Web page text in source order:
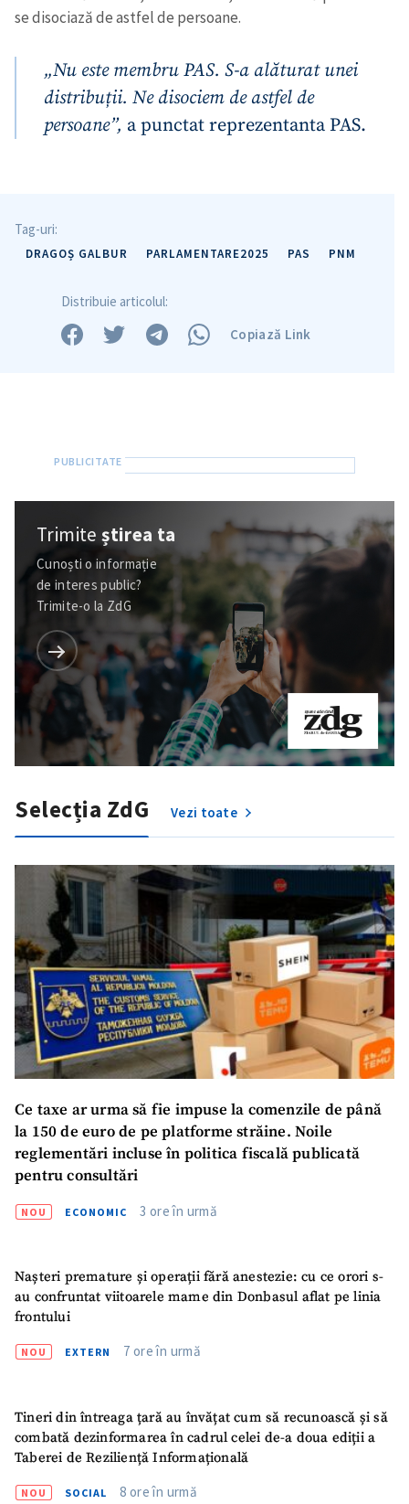
Trimite o informație
Despre ZdG
на русском
se disociază de astfel de persoane.
„Nu este membru PAS. S-a alăturat unei
distribuții. Ne disociem de astfel de
persoane”, a punctat reprezentanta PAS.
Tag-uri:
DRAGOȘ GALBUR PARLAMENTARE2025 PAS PNM
Distribuie articolul:
Copiază Link
Trimiteștirea ta
Cunoști o informație
de interes public?
Trimite-o la ZdG
Selecția ZdG Vezi toate
Ce taxe ar urma să fie impuse la comenzile de până
la 150 de euro de pe platforme străine. Noile
reglementări incluse în politica fiscală publicată
pentru consultări
NOU ECONOMIC 3 ore în urmă
Nașteri premature și operații fără anestezie: cu ce orori s-
au confruntat viitoarele mame din Donbasul aflat pe linia
frontului
NOU EXTERN 7 ore în urmă
Tineri din întreaga țară au învățat cum să recunoască și să
combată dezinformarea în cadrul celei de-a doua ediții a
Taberei de Reziliență Informațională
NOU SOCIAL 8 ore în urmă
Titlu știre
+ Adaugă titlu
+ Încarcă imagine